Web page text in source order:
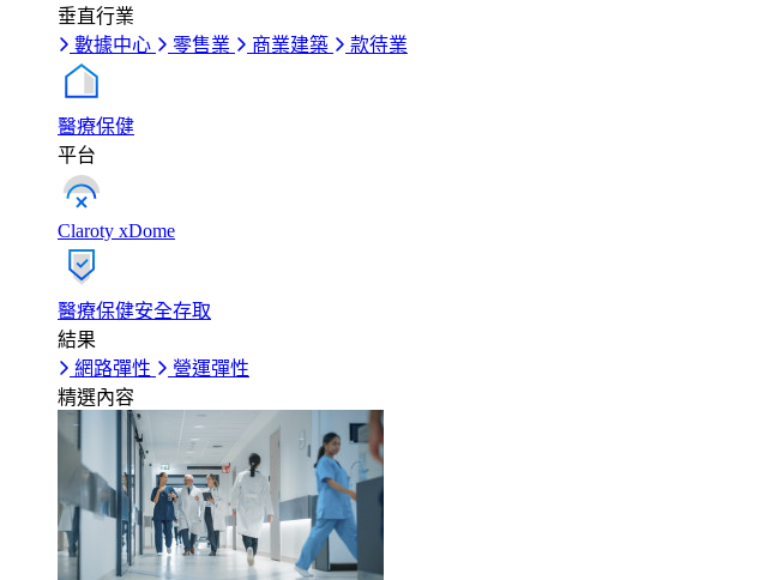
垂直行業
數據中心
零售業 商業建築 款待業
醫療保健
平台
Claroty xDome
醫療保健安全存取
結果
網路彈性
營運彈性
精選內容